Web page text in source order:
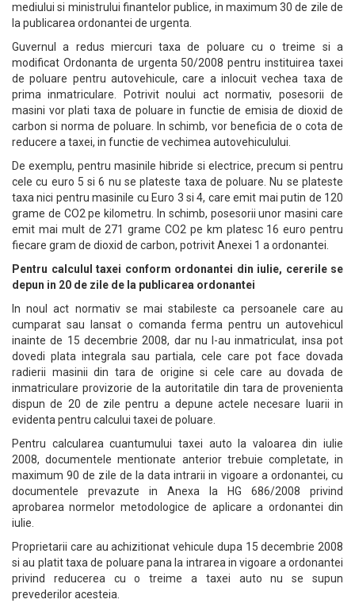
mediului si ministrului finantelor publice, in maximum 30 de zile de
la publicarea ordonantei de urgenta.
Guvernul a redus miercuri taxa de poluare cu o treime si a
modificat Ordonanta de urgenta 50/2008 pentru instituirea taxei
de poluare pentru autovehicule, care a inlocuit vechea taxa de
prima inmatriculare. Potrivit noului act normativ, posesorii de
masini vor plati taxa de poluare in functie de emisia de dioxid de
carbon si norma de poluare. In schimb, vor beneficia de o cota de
reducere a taxei, in functie de vechimea autovehiculului.
De exemplu, pentru masinile hibride si electrice, precum si pentru
cele cu euro 5 si 6 nu se plateste taxa de poluare. Nu se plateste
taxa nici pentru masinile cu Euro 3 si 4, care emit mai putin de 120
grame de CO2 pe kilometru. In schimb, posesorii unor masini care
emit mai mult de 271 grame CO2 pe km platesc 16 euro pentru
fiecare gram de dioxid de carbon, potrivit Anexei 1 a ordonantei.
Pentru calculul taxei conform ordonantei din iulie, cererile se
depun in 20 de zile de la publicarea ordonantei
In noul act normativ se mai stabileste ca persoanele care au
cumparat sau lansat o comanda ferma pentru un autovehicul
inainte de 15 decembrie 2008, dar nu l-au inmatriculat, insa pot
dovedi plata integrala sau partiala, cele care pot face dovada
radierii masinii din tara de origine si cele care au dovada de
inmatriculare provizorie de la autoritatile din tara de provenienta
dispun de 20 de zile pentru a depune actele necesare luarii in
evidenta pentru calcului taxei de poluare.
Pentru calcularea cuantumului taxei auto la valoarea din iulie
2008, documentele mentionate anterior trebuie completate, in
maximum 90 de zile de la data intrarii in vigoare a ordonantei, cu
documentele prevazute in Anexa la HG 686/2008 privind
aprobarea normelor metodologice de aplicare a ordonantei din
iulie.
Proprietarii care au achizitionat vehicule dupa 15 decembrie 2008
si au platit taxa de poluare pana la intrarea in vigoare a ordonantei
privind reducerea cu o treime a taxei auto nu se supun
prevederilor acesteia.